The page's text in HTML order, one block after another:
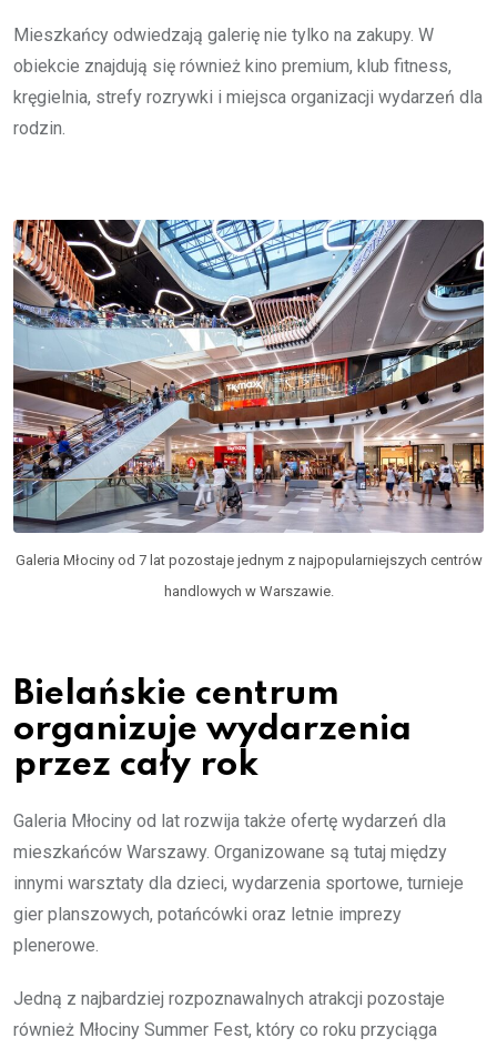
Mieszkańcy odwiedzają galerię nie tylko na zakupy. W
obiekcie znajdują się również kino premium, klub fitness,
kręgielnia, strefy rozrywki i miejsca organizacji wydarzeń dla
rodzin.
Galeria Młociny od 7 lat pozostaje jednym z najpopularniejszych centrów
handlowych w Warszawie.
Bielańskie centrum
organizuje wydarzenia
przez cały rok
Galeria Młociny od lat rozwija także ofertę wydarzeń dla
mieszkańców Warszawy. Organizowane są tutaj między
innymi warsztaty dla dzieci, wydarzenia sportowe, turnieje
gier planszowych, potańcówki oraz letnie imprezy
plenerowe.
Jedną z najbardziej rozpoznawalnych atrakcji pozostaje
również Młociny Summer Fest, który co roku przyciąga